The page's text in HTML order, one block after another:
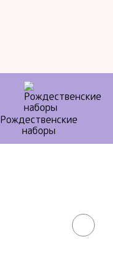
Рождественские
наборы